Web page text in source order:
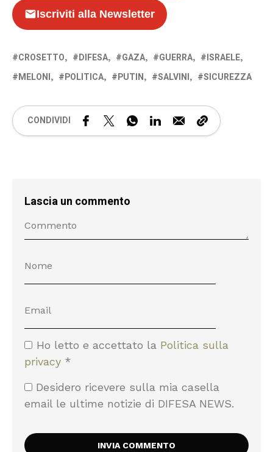
Iscriviti alla Newsletter
CROSETTO DIFESA GAZA GUERRA
ISRAELE
MELONI
POLITICA PUTIN SALVINI SICUREZZA
CONDIVIDI
Lascia un commento
Ho letto e accettato la Politica sulla
privacy *
Desidero ricevere sulla mia casella
email le ultime notizie di DIFESA NEWS.